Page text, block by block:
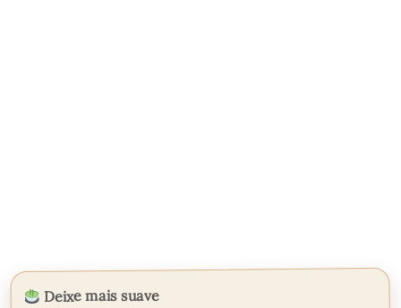
Deixe mais suave